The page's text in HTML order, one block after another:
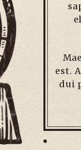
est.
dui